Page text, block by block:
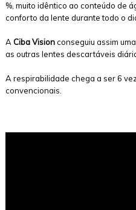
%, muito idêntico ao conteúdo de
conforto da lente durante todo o
A Ciba Visionconseguiu assim
as outras lentes descartáveis
A respirabilidade chega a ser 6
convencionais.